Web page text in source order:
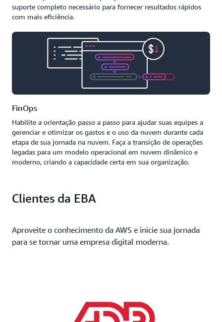
suporte completo necessário para fornecer resultados rápidos
com mais eficiência.
FinOps
Habilite a orientação passo a passo para ajudar suas equipes a
gerenciar e otimizar os gastos e o uso da nuvem durante cada
etapa de sua jornada na nuvem. Faça a transição de operações
legadas para um modelo operacional em nuvem dinâmico e
moderno, criando a capacidade certa em sua organização.
Clientes da EBA
Aproveite o conhecimento da AWS e inicie sua jornada
para se tornar uma empresa digital moderna.